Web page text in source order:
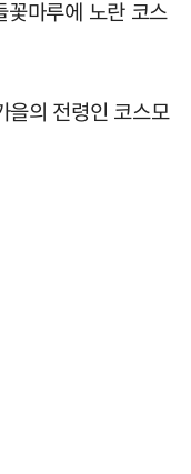
마루에 노란 코스
을의 전령인 코스모